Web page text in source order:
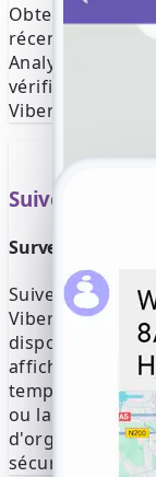
Obtenez un
récents, y
Analysez les
vérifiez
Viber suivi.
Suivez
Surveillez
Suivez en direct
Viber sans
dispose de son
affichant les
temps réel.
ou la
d'organiser
sécurisée